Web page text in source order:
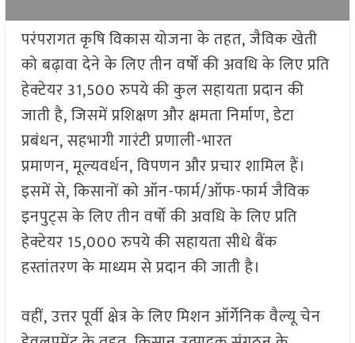
परंपरागत कृषि विकास योजना के तहत, जैविक खेती
को बढ़ावा देने के लिए तीन वर्षों की अवधि के लिए प्रति
हेक्टेयर 31,500 रुपये की कुल सहायता प्रदान की
जाती है, जिसमें प्रशिक्षण और क्षमता निर्माण, डेटा
प्रबंधन, सहभागी गारंटी प्रणाली-भारत
प्रमाणन, मूल्यवर्धन, विपणन और प्रचार शामिल हैं।
इसमें से, किसानों को ऑन-फार्म/ऑफ-फार्म जैविक
इनपुट्स के लिए तीन वर्षों की अवधि के लिए प्रति
हेक्टेयर 15,000 रुपये की सहायता सीधे बैंक
हस्तांतरण के माध्यम से प्रदान की जाती है।
वहीं, उत्तर पूर्वी क्षेत्र के लिए मिशन ऑर्गेनिक वैल्यू चेन